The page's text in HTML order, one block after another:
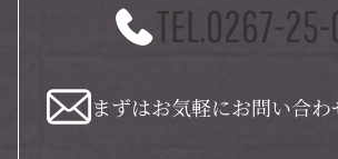
TEL.0267-25-
まずはお気軽にお問い合わ